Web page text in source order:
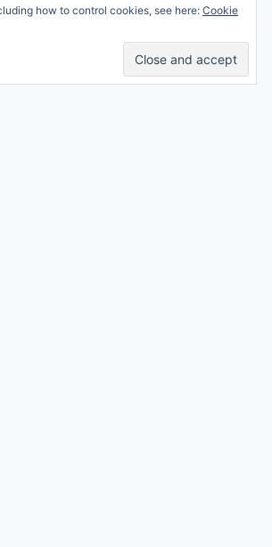
Professional Blogging
Services
how to control cookies, see here: Cookie